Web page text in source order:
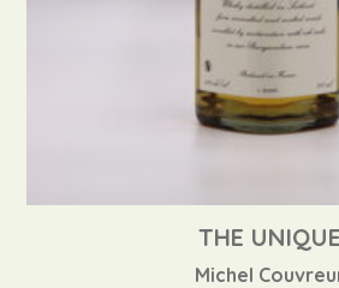
THE UNIQUE
Michel